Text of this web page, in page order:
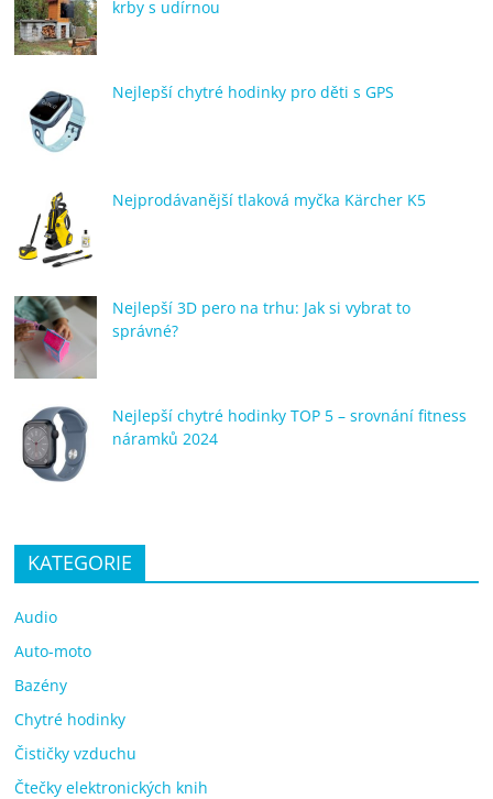
krby s udírnou
Nejlepší chytré hodinky pro děti s GPS
Nejprodávanější tlaková myčka Kärcher K5
Nejlepší 3D pero na trhu: Jak si vybrat to
správné?
Nejlepší chytré hodinky TOP 5 – srovnání fitness
náramků 2024
KATEGORIE
Audio
Auto-moto
Bazény
Chytré hodinky
Čističky vzduchu
Čtečky elektronických knih